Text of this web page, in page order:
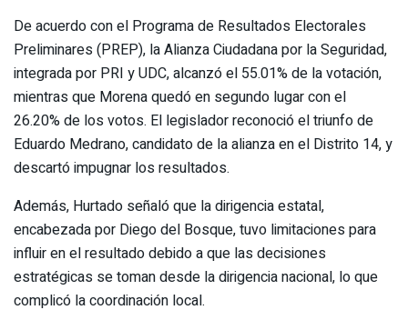
De acuerdo con el Programa de Resultados Electorales
Preliminares (PREP), la Alianza Ciudadana por la Seguridad,
integrada por PRI y UDC, alcanzó el 55.01% de la votación,
mientras que Morena quedó en segundo lugar con el
26.20% de los votos. El legislador reconoció el triunfo de
Eduardo Medrano, candidato de la alianza en el Distrito 14, y
descartó impugnar los resultados.
Además, Hurtado señaló que la dirigencia estatal,
encabezada por Diego del Bosque, tuvo limitaciones para
influir en el resultado debido a que las decisiones
estratégicas se toman desde la dirigencia nacional, lo que
complicó la coordinación local.